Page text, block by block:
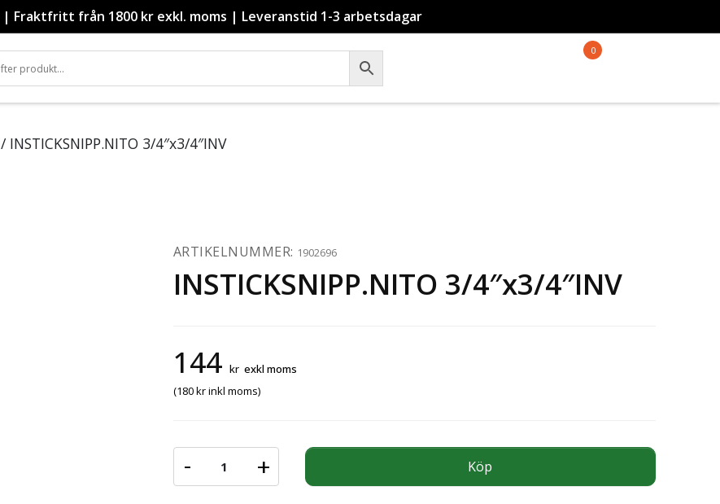
| Fraktfritt från 1800 kr exkl. moms | Leveranstid 1-3 arbetsdagar
0
/ INSTICKSNIPP.NITO 3/4″x3/4″INV
ARTIKELNUMMER: 1902696
INSTICKSNIPP.NITO 3/4″x3/4″INV
144 kr exkl moms
(180krinkl moms)
- INSTICKSNIPP.NITO 3/4"x3/4"INV mängd
+ Köp